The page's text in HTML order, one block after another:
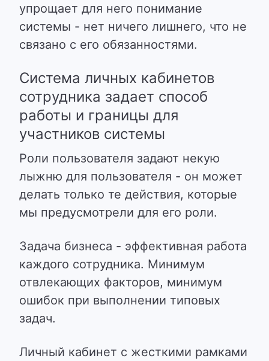
упрощает для него понимание
системы - нет ничего лишнего, что не
связано с его обязанностями.
Система личных кабинетов
сотрудника задает способ
работы и границы для
участников системы
Роли пользователя задают некую
лыжню для пользователя - он может
делать только те действия, которые
мы предусмотрели для его роли.
Задача бизнеса - эффективная работа
каждого сотрудника. Минимум
отвлекающих факторов, минимум
ошибок при выполнении типовых
задач.
Личный кабинет с жесткими рамками